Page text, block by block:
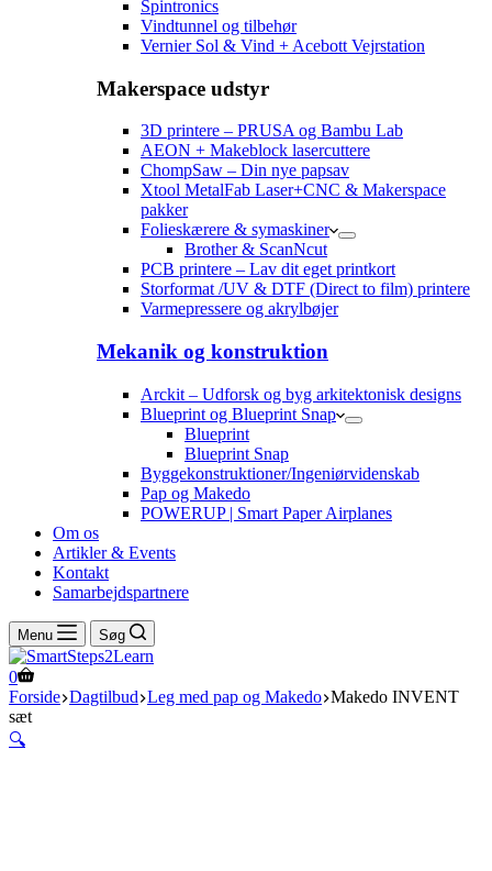
Spintronics
Vindtunnel og tilbehør
Vernier Sol & Vind + Acebott Vejrstation
Makerspace udstyr
3D printere – PRUSA og Bambu Lab
AEON + Makeblock lasercuttere
ChompSaw – Din nye papsav
Xtool MetalFab Laser+CNC & Makerspace
pakker
Folieskærere & symaskiner
Brother & ScanNcut
PCB printere – Lav dit eget printkort
Storformat /UV & DTF (Direct to film) printere
Varmepressere og akrylbøjer
Mekanik og konstruktion
Arckit – Udforsk og byg arkitektonisk designs
Blueprint og Blueprint Snap
Blueprint
Blueprint Snap
Byggekonstruktioner/Ingeniørvidenskab
Pap og Makedo
POWERUP | Smart Paper Airplanes
Om os
Artikler & Events
Kontakt
Samarbejdspartnere
Menu Søg
Indkøbskurv
0
Forside Dagtilbud Leg med pap og Makedo Makedo INVENT
sæt
🔍